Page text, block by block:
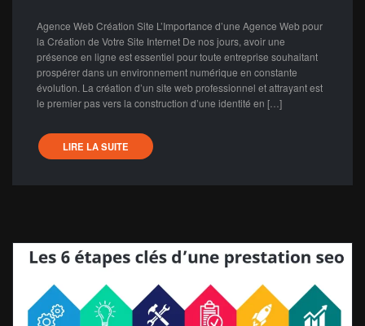
Agence Web Création Site L’Importance d’une Agence Web pour
la Création de Votre Site Internet De nos jours, avoir une
présence en ligne est essentiel pour toute entreprise souhaitant
prospérer dans un environnement numérique en constante
évolution. La création d’un site web professionnel et attrayant est
le premier pas vers la construction d’une identité en […]
LIRE LA SUITE